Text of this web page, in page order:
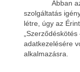
Abban az
szolgáltatás
létre, úgy az
adatkezelésére
alkalmazásra.